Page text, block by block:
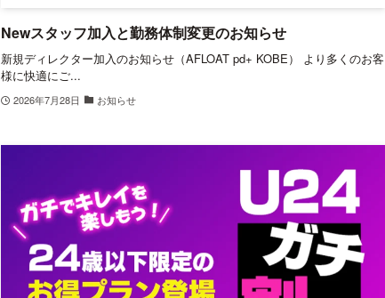
Newスタッフ加入と勤務体制変更のお知らせ
新規ディレクター加入のお知らせ（AFLOAT pd+ KOBE） より多くのお客
様に快適にご...
2026年7月28日 お知らせ